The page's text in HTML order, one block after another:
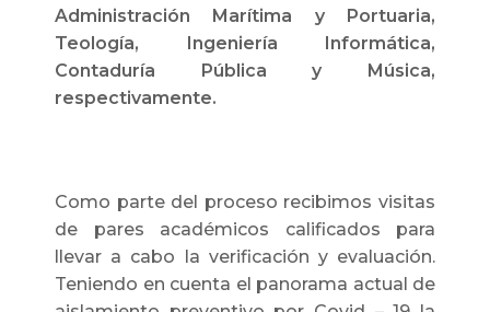
Administración Marítima y Portuaria,
Teología, Ingeniería Informática,
Contaduría Pública y Música,
respectivamente.
Como parte del proceso recibimos visitas
de pares académicos calificados para
llevar a cabo la verificación y evaluación.
Teniendo en cuenta el panorama actual de